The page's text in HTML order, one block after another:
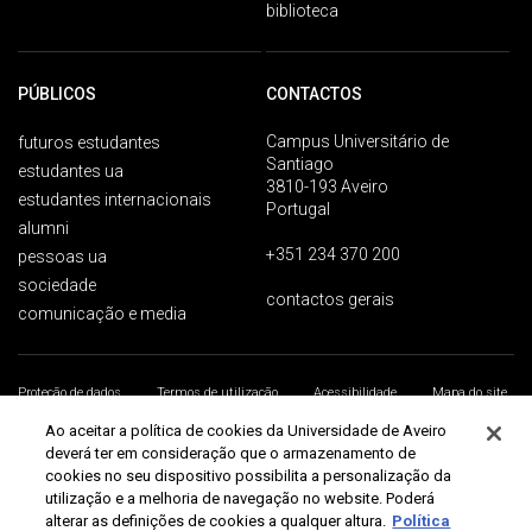
biblioteca
PÚBLICOS
futuros estudantes
estudantes ua
estudantes internacionais
alumni
pessoas ua
sociedade
comunicação e media
CONTACTOS
Campus Universitário de
Santiago
3810-193 Aveiro
Portugal
+351 234 370 200
contactos gerais
Proteção de dados Termos de utilização Acessibilidade
Mapa do site
Universidade de Aveiro 2026
Ao aceitar a política de cookies da Universidade de Aveiro
deverá ter em consideração que o armazenamento de
cookies no seu dispositivo possibilita a personalização da
utilização e a melhoria de navegação no website. Poderá
alterar as definições de cookies a qualquer altura. Política